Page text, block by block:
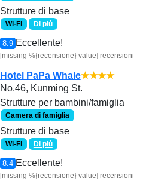
Strutture di base
Wi-Fi Di più
8.9 Eccellente!
[missing %{recensione} value] recensioni
Hotel PaPa Whale★★★★
No.46, Kunming St.
Strutture per bambini/famiglia
Camera di famiglia
Strutture di base
Wi-Fi Di più
8.4 Eccellente!
[missing %{recensione} value] recensioni